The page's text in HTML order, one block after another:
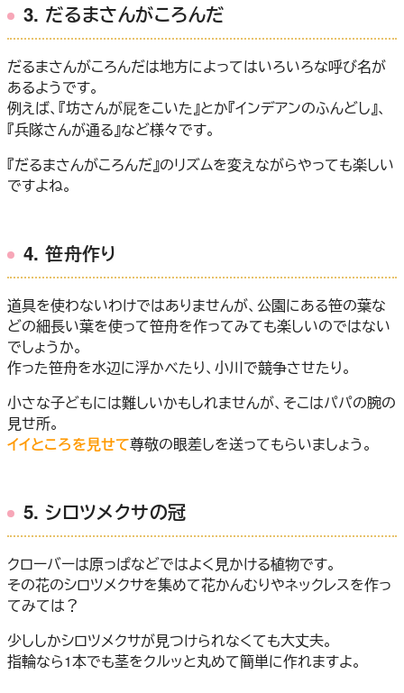
3. だるまさんがころんだ
だるまさんがころんだは地方によってはいろいろな呼び名が
あるようです。
例えば、『坊さんが屁をこいた』とか『インデアンのふんどし』、
『兵隊さんが通る』など様々です。
『だるまさんがころんだ』のリズムを変えながらやっても楽しい
ですよね。
4. 笹舟作り
道具を使わないわけではありませんが、公園にある笹の葉な
どの細長い葉を使って笹舟を作ってみても楽しいのではない
でしょうか。
作った笹舟を水辺に浮かべたり、小川で競争させたり。
小さな子どもには難しいかもしれませんが、そこはパパの腕の
見せ所。
イイところを見せて尊敬の眼差しを送ってもらいましょう。
5. シロツメクサの冠
クローバーは原っぱなどではよく見かける植物です。
その花のシロツメクサを集めて花かんむりやネックレスを作っ
てみては？
少ししかシロツメクサが見つけられなくても大丈夫。
指輪なら1本でも茎をクルッと丸めて簡単に作れますよ。